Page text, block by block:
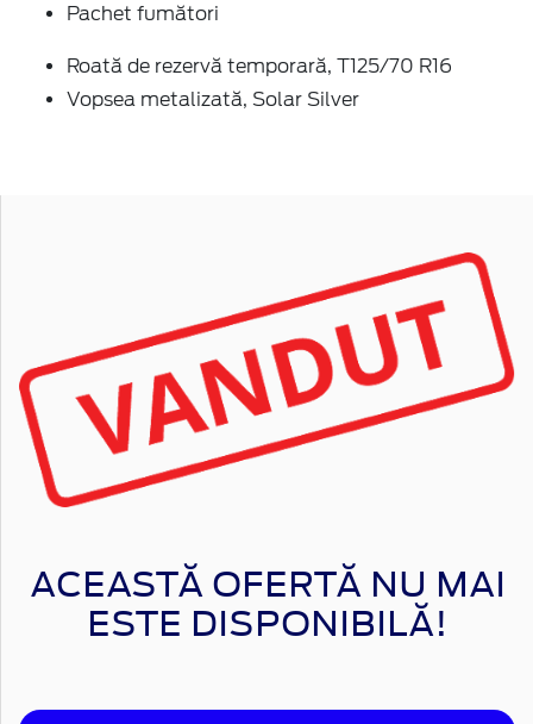
Pachet fumători
Roată de rezervă temporară, T125/70 R16
Vopsea metalizată, Solar Silver
ACEASTĂ OFERTĂ NU MAI
ESTE DISPONIBILĂ!